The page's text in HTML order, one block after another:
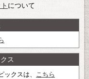
について
ス
クスは、 こちら